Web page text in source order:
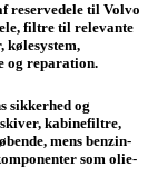
reservedele til Volvo
filtre til relevante
kølesystem,
og reparation.
sikkerhed og
kabinefiltre,
mens benzin-
som olie-